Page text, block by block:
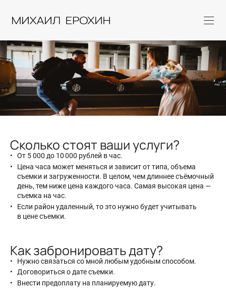
Сколько стоят ваши услуги?
От 5 000 до 10 000 рублей в час.
Цена часа может меняться и зависит от типа, объема
съемки и загруженности. В целом, чем длиннее съёмочный
день, тем ниже цена каждого часа. Самая высокая цена —
съемка на час.
Если район удаленный, то это нужно будет учитывать
в цене съемки.
Как забронировать дату?
Нужно связаться со мной любым удобным способом.
Договориться о дате съемки.
Внести предоплату на планируемую дату.